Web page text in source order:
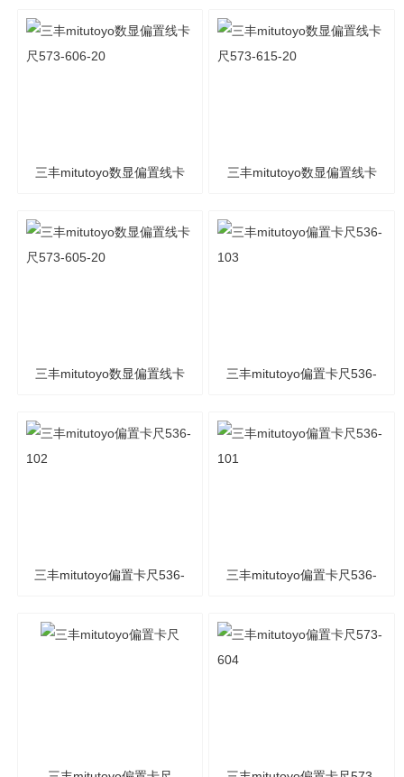
三丰mitutoyo数显偏置线卡 三丰mitutoyo数显偏置线卡
三丰mitutoyo数显偏置线卡 三丰mitutoyo偏置卡尺536-
三丰mitutoyo偏置卡尺536- 三丰mitutoyo偏置卡尺536-